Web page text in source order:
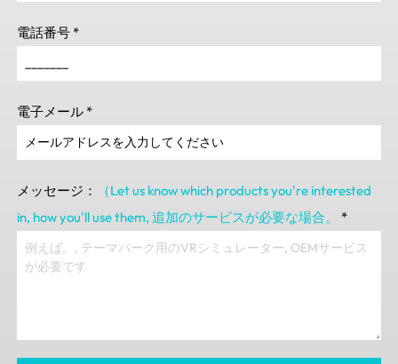
電話番号 *
電子メール *
メッセージ：
（Let us know which products you're interested
in, how you'll use them, 追加のサービスが必要な場合。 *